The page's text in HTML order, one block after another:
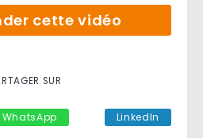
cette vidéo
SUR
WhatsApp LinkedIn